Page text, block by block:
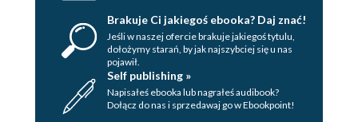
Dania mięsne
Ryby
Sery
Norweskie słodkości
Napoje
Alkohol
Brakuje Ci jakiegoś ebooka? Daj znać!
Jeśli w naszej ofercie brakuje jakiegoś tytulu,
dołożymy starań, by jak najszybciej się u nas
pojawił.
Self publishing »
Napisałeś ebooka lub nagrałeś audibook?
Dołącz do nas i sprzedawaj go w Ebookpoint!